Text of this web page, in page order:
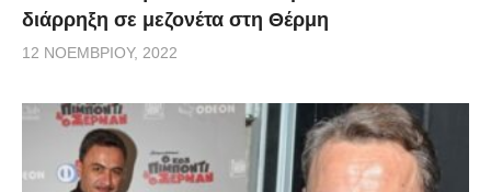
διάρρηξη σε μεζονέτα στη Θέρμη
12 ΝΟΕΜΒΡΊΟΥ, 2022